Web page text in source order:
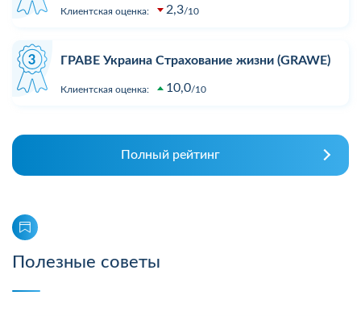
Клиентская оценка: 2,3 10
ГРАВЕ Украина Страхование жизни (GRAWE)
Клиентская оценка: 10,0 10
Полный рейтинг
Полезные советы